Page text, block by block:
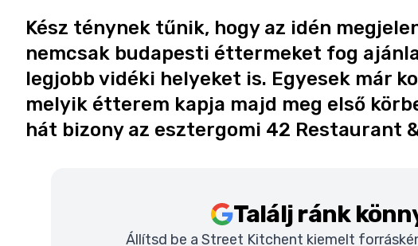
Kész ténynek tűnik, hogy az idén
nemcsak budapesti éttermeket fog
legjobb vidéki helyeket is. Egyesek már
melyik étterem kapja majd meg első
hát bizony az esztergomi 42 Restaurant
Találj ránk
Állítsd be a Street Kitchent kiemelt